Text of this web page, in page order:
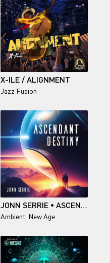
X-ILE / ALIGNMENT
Jazz Fusion
Ambient New Age